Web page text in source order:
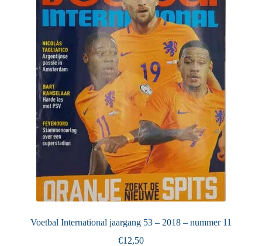
Puntertjes
Contact
Voetbal International jaargang 53 – 2018 – nummer 11
€12,50